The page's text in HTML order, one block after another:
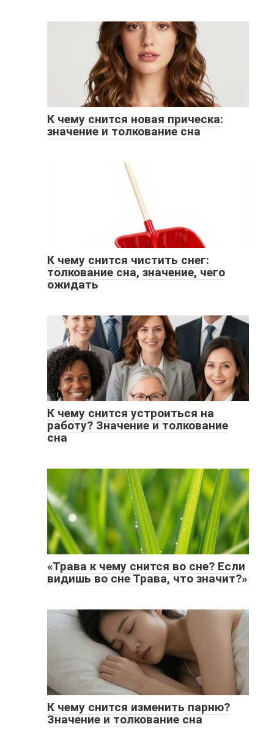
К чему снится новая прическа:
значение и толкование сна
К чему снится чистить снег:
толкование сна, значение, чего
ожидать
К чему снится устроиться на
работу? Значение и толкование
сна
«Трава к чему снится во сне? Если
видишь во сне Трава, что значит?»
К чему снится изменить парню?
Значение и толкование сна